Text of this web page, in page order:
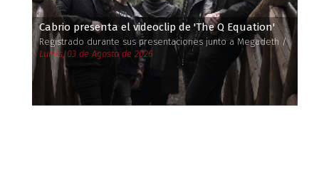
Cabrio presenta el videoclip de 'The Q Equation'
Registrado durante sus presentaciones junto a Megadeth /
Lunes, 03 de Agosto de 2026